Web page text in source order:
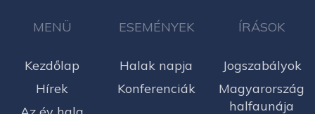
MENÜ
Kezdőlap
Hírek
ESEMÉNYEK
Halak napja
Konferenciák
ÍRÁSOK
Jogszabályok
Magyarország
halfaunája